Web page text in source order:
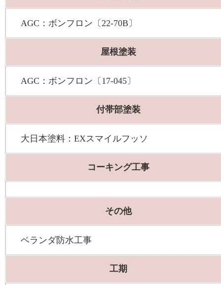
AGC：ボンフロン〔22-70B〕
屋根塗装
AGC：ボンフロン〔17-045〕
付帯部塗装
大日本塗料：EXスマイルフッソ
コーキング工事
その他
ベランダ防水工事
工期